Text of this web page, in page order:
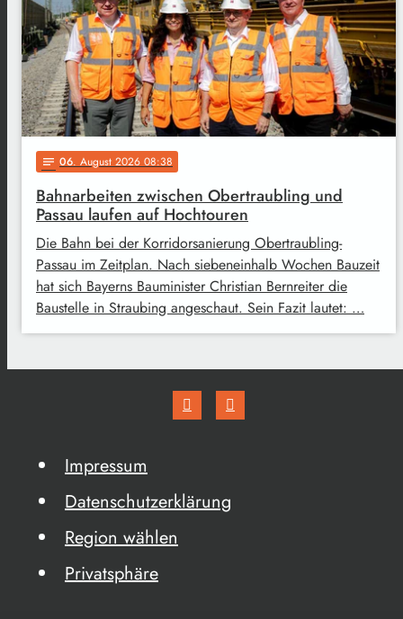
notes 06. August 2026 08:38
Bahnarbeiten zwischen Obertraubling und
Passau laufen auf Hochtouren
Die Bahn bei der Korridorsanierung Obertraubling-
Passau im Zeitplan. Nach siebeneinhalb Wochen Bauzeit
hat sich Bayerns Bauminister Christian Bernreiter die
Baustelle in Straubing angeschaut. Sein Fazit lautet: …
Impressum
Datenschutzerklärung
Region wählen
Privatsphäre